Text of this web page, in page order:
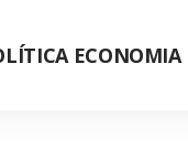
ECONOMIA